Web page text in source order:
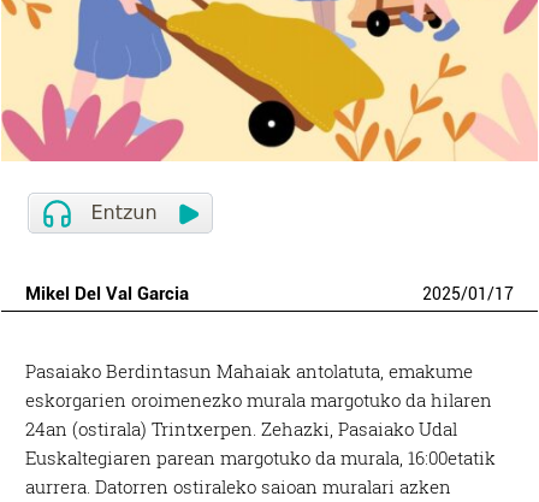
Mikel Del Val Garcia 2025/01/17
Pasaiako Berdintasun Mahaiak antolatuta, emakume
eskorgarien oroimenezko murala margotuko da hilaren
24an (ostirala) Trintxerpen. Zehazki, Pasaiako Udal
Euskaltegiaren parean margotuko da murala, 16:00etatik
aurrera. Datorren ostiraleko saioan muralari azken